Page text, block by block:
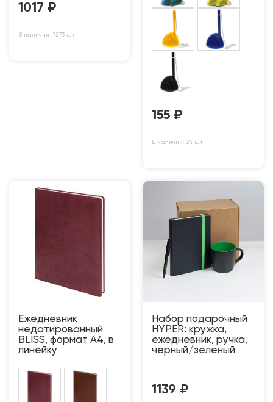
1017 ₽
В наличии: 7273 шт
155 ₽
В наличии: 24 шт
Ежедневник
недатированный
BLISS, формат А4, в
линейку
Набор подарочный
HYPER: кружка,
ежедневник, ручка,
черный/зеленый
1139 ₽